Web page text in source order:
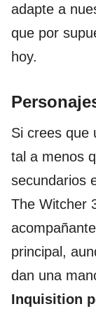
adapte a
que por
hoy.
Si crees que
tal a menos
secundarios
The Witcher
principal,
dan una
Inquisition